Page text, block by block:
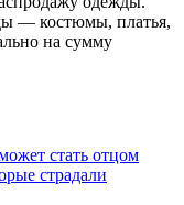
— костюмы, платья,
на сумму
стать отцом
страдали